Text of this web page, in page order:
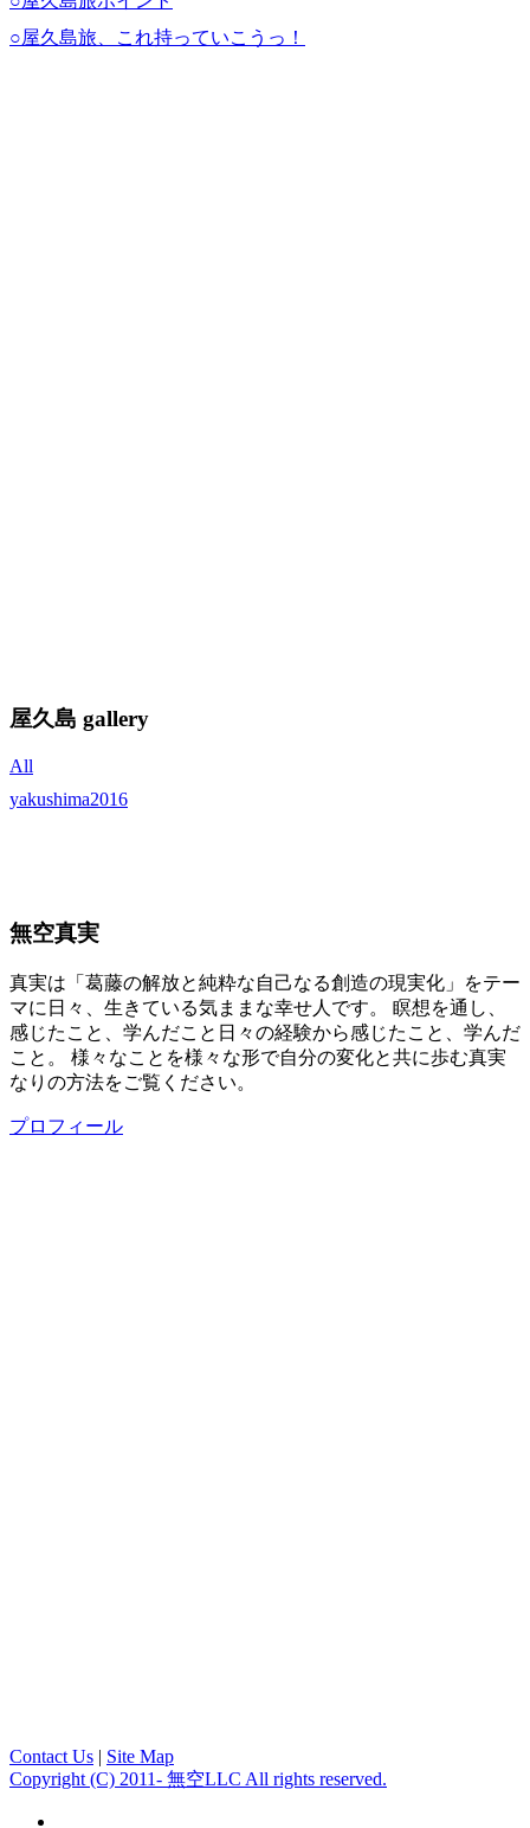
○屋久島旅、これ持っていこうっ！
屋久島 gallery
All
yakushima2016
無空真実
真実は「葛藤の解放と純粋な自己なる創造の現実化」をテー
マに日々、生きている気ままな幸せ人です。 瞑想を通し、
感じたこと、学んだこと日々の経験から感じたこと、学んだ
こと。 様々なことを様々な形で自分の変化と共に歩む真実
なりの方法をご覧ください。
プロフィール
Contact Us | Site Map
Copyright (C) 2011- 無空LLC All rights reserved.